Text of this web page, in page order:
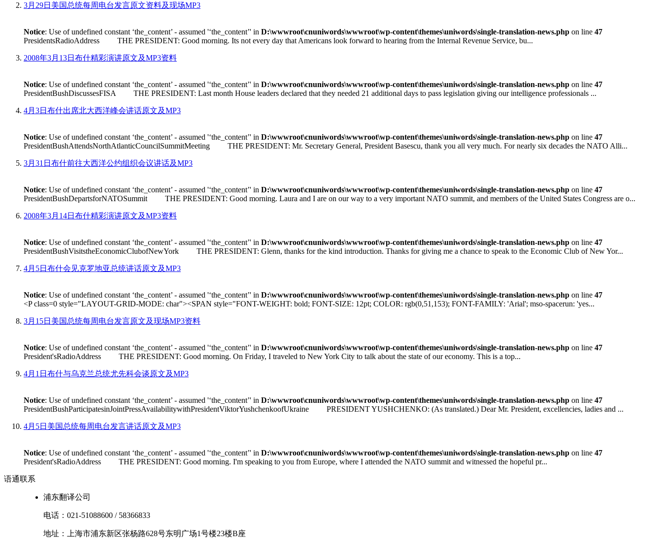
3月29日美国总统每周电台发言原文资料及现场MP3
Notice: Use of undefined constant ‘the_content’ - assumed '‘the_content’' in D:\wwwroot\cnuniwords\wwwroot\wp-content\themes\uniwords\single-translation-news.php on line 47
PresidentsRadioAddress THE PRESIDENT: Good morning. Its not every day that Americans look forward to hearing from the Internal Revenue Service, bu...
2008年3月13日布什精彩演讲原文及MP3资料
Notice: Use of undefined constant ‘the_content’ - assumed '‘the_content’' in D:\wwwroot\cnuniwords\wwwroot\wp-content\themes\uniwords\single-translation-news.php on line 47
PresidentBushDiscussesFISA THE PRESIDENT: Last month House leaders declared that they needed 21 additional days to pass legislation giving our intelligence professionals ...
4月3日布什出席北大西洋峰会讲话原文及MP3
Notice: Use of undefined constant ‘the_content’ - assumed '‘the_content’' in D:\wwwroot\cnuniwords\wwwroot\wp-content\themes\uniwords\single-translation-news.php on line 47
PresidentBushAttendsNorthAtlanticCouncilSummitMeeting THE PRESIDENT: Mr. Secretary General, President Basescu, thank you all very much. For nearly six decades the NATO Alli...
3月31日布什前往大西洋公约组织会议讲话及MP3
Notice: Use of undefined constant ‘the_content’ - assumed '‘the_content’' in D:\wwwroot\cnuniwords\wwwroot\wp-content\themes\uniwords\single-translation-news.php on line 47
PresidentBushDepartsforNATOSummit THE PRESIDENT: Good morning. Laura and I are on our way to a very important NATO summit, and members of the United States Congress are o...
2008年3月14日布什精彩演讲原文及MP3资料
Notice: Use of undefined constant ‘the_content’ - assumed '‘the_content’' in D:\wwwroot\cnuniwords\wwwroot\wp-content\themes\uniwords\single-translation-news.php on line 47
PresidentBushVisitstheEconomicClubofNewYork THE PRESIDENT: Glenn, thanks for the kind introduction. Thanks for giving me a chance to speak to the Economic Club of New Yor...
4月5日布什会见克罗地亚总统讲话原文及MP3
Notice: Use of undefined constant ‘the_content’ - assumed '‘the_content’' in D:\wwwroot\cnuniwords\wwwroot\wp-content\themes\uniwords\single-translation-news.php on line 47
<P class=0 style="LAYOUT-GRID-MODE: char"><SPAN style="FONT-WEIGHT: bold; FONT-SIZE: 12pt; COLOR: rgb(0,51,153); FONT-FAMILY: 'Arial'; mso-spacerun: 'yes...
3月15日美国总统每周电台发言原文及现场MP3资料
Notice: Use of undefined constant ‘the_content’ - assumed '‘the_content’' in D:\wwwroot\cnuniwords\wwwroot\wp-content\themes\uniwords\single-translation-news.php on line 47
President'sRadioAddress THE PRESIDENT: Good morning. On Friday, I traveled to New York City to talk about the state of our economy. This is a top...
4月1日布什与乌克兰总统尤先科会谈原文及MP3
Notice: Use of undefined constant ‘the_content’ - assumed '‘the_content’' in D:\wwwroot\cnuniwords\wwwroot\wp-content\themes\uniwords\single-translation-news.php on line 47
PresidentBushParticipatesinJointPressAvailabilitywithPresidentViktorYushchenkoofUkraine PRESIDENT YUSHCHENKO: (As translated.) Dear Mr. President, excellencies, ladies and ...
4月5日美国总统每周电台发言讲话原文及MP3
Notice: Use of undefined constant ‘the_content’ - assumed '‘the_content’' in D:\wwwroot\cnuniwords\wwwroot\wp-content\themes\uniwords\single-translation-news.php on line 47
President'sRadioAddress THE PRESIDENT: Good morning. I'm speaking to you from Europe, where I attended the NATO summit and witnessed the hopeful pr...
语通联系
浦东翻译公司
电话： 021-51088600 / 58366833
地址： 上海市浦东新区张杨路628号东明广场1号楼23楼B座